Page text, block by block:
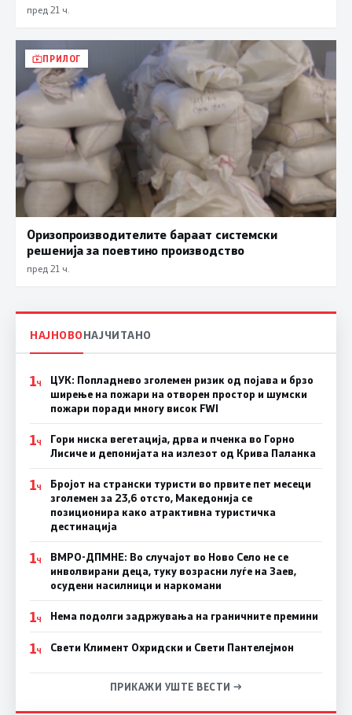
пред 21 ч.
ПРИЛОГ
Оризопроизводителите бараат системски
решенија за поевтино производство
пред 21 ч.
НАЈНОВОНАЈЧИТАНО
1Ч
ЦУК: Попладнево зголемен ризик од појава и брзо
ширење на пожари на отворен простор и шумски
пожари поради многу висок FWI
1Ч
Гори ниска вегетација, дрва и пченка во Горно
Лисиче и депонијата на излезот од Крива Паланка
1Ч
Бројот на странски туристи во првите пет месеци
зголемен за 23,6 отсто, Македонија се
позиционира како атрактивна туристичка
дестинација
1Ч
ВМРО-ДПМНЕ: Во случајот во Ново Село не се
инволвирани деца, туку возрасни луѓе на Заев,
осудени насилници и наркомани
1Ч Нема подолги задржувања на граничните премини
1Ч Свети Климент Охридски и Свети Пантелејмон
ПРИКАЖИ УШТЕ ВЕСТИ →